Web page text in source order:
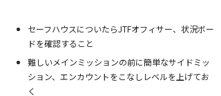
セーフハウスについたらJTFオフィサー、状況ボー
ドを確認すること
難しいメインミッションの前に簡単なサイドミッ
ション、エンカウントをこなしレベルを上げてお
く